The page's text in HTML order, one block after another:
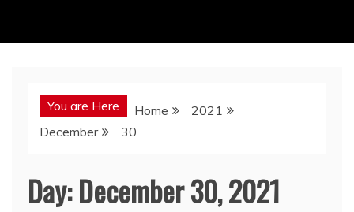
You are Here Home
2021
December
30
Day:December 30, 2021